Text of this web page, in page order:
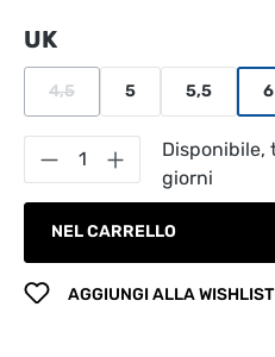
Seleziona
UK
4,5
(Questa opzione non è al
5 5,5 6
Quantità delDisponibile,
giorni
NEL CARRELLO
AGGIUNGI ALLA WISHLIST